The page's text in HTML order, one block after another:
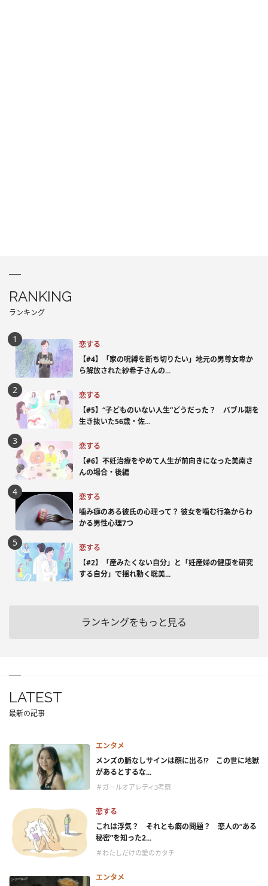
RANKING
ランキング
恋する
【#4】「家の呪縛を断ち切りたい」地元の男尊女卑か
ら解放された紗希子さんの...
恋する
【#5】“子どものいない人生”どうだった？ バブル期を
生き抜いた56歳・佐...
恋する
【#6】不妊治療をやめて人生が前向きになった美南さ
んの場合・後編
恋する
噛み癖のある彼氏の心理って？ 彼女を噛む行為からわ
かる男性心理7つ
恋する
【#2】「産みたくない自分」と「妊産婦の健康を研究
する自分」で揺れ動く聡美...
ランキングをもっと見る
LATEST
最新の記事
エンタメ
メンズの脈なしサインは顔に出る!? この世に地獄
があるとするな...
＃ガールオアレディ3考察
恋する
これは浮気？ それとも癖の問題？ 恋人の“ある
秘密”を知った2...
＃わたしだけの愛のカタチ
エンタメ